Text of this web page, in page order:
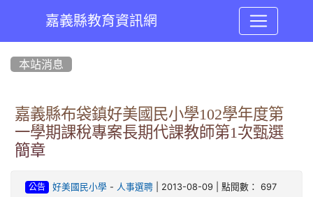
嘉義縣教育資訊網
本站消息
嘉義縣布袋鎮好美國民小學102學年度第
一學期課稅專案長期代課教師第1次甄選
簡章
公告 好美國民小學- 人事選聘| 2013-08-09 | 點閱數： 697